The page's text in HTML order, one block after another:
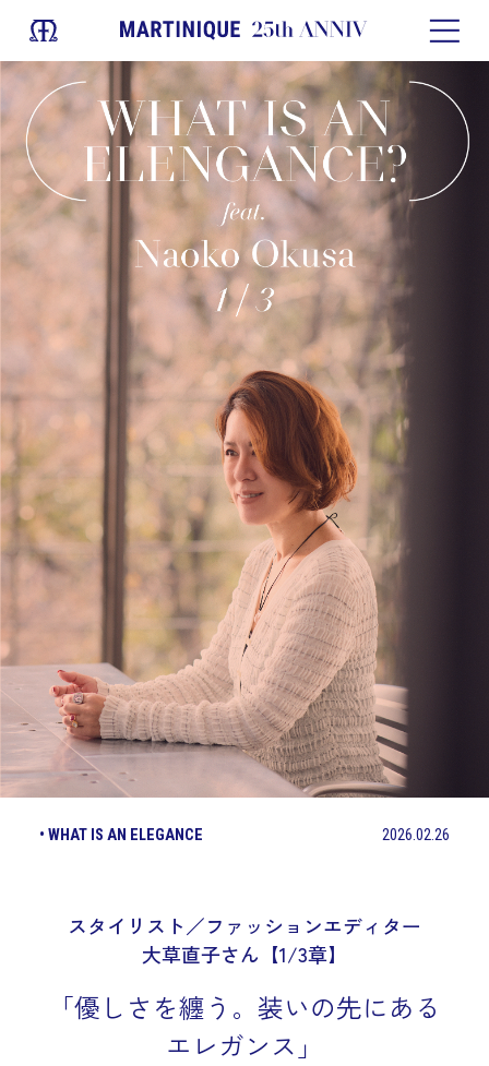
• WHAT IS AN ELEGANCE 2026.02.26
スタイリスト／ファッションエディター
大草直子さん【1/3章】
「優しさを纏う。装いの先にある
エレガンス」